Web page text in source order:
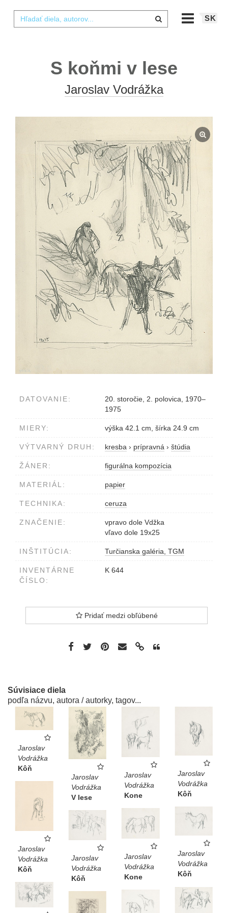
SK
S koňmi v lese
Jaroslav Vodrážka
DATOVANIE:
20. storočie, 2. polovica, 1970–
1975
MIERY: výška 42.1 cm, šírka 24.9 cm
VÝTVARNÝ DRUH: kresba › prípravná › štúdia
ŽÁNER: figurálna kompozícia
MATERIÁL: papier
TECHNIKA: ceruza
ZNAČENIE:
vpravo dole Vdžka
vľavo dole 19x25
INŠTITÚCIA: Turčianska galéria, TGM
INVENTÁRNE
ČÍSLO:
K 644
Pridať medzi obľúbené
Súvisiace diela
podľa názvu, autora / autorky, tagov...
Jaroslav
Vodrážka
Kôň
Jaroslav
Vodrážka
V lese
Jaroslav
Vodrážka
Kone
Jaroslav
Vodrážka
Kôň
Jaroslav
Vodrážka
Kôň
Jaroslav
Vodrážka
Kôň
Jaroslav
Vodrážka
Kone
Jaroslav
Vodrážka
Kôň